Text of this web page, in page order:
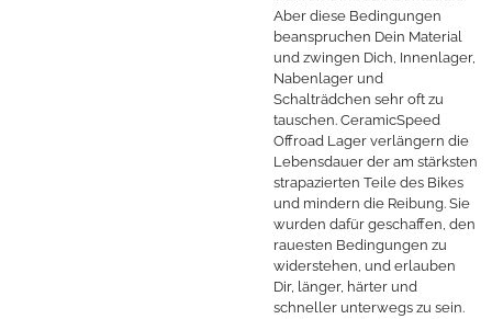
Aber diese Bedingungen
beanspruchen Dein Material
und zwingen Dich, Innenlager,
Nabenlager und
Schalträdchen sehr oft zu
tauschen. CeramicSpeed
Offroad Lager verlängern die
Lebensdauer der am stärksten
strapazierten Teile des Bikes
und mindern die Reibung. Sie
wurden dafür geschaffen, den
rauesten Bedingungen zu
widerstehen, und erlauben
Dir, länger, härter und
schneller unterwegs zu sein.